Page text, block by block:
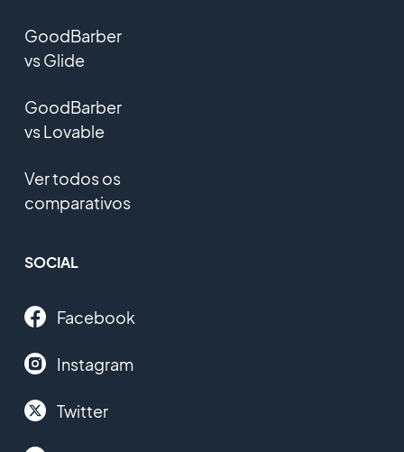
GoodBarber
vs Glide
GoodBarber
vs Lovable
Ver todos os
comparativos
SOCIAL
Facebook
Instagram
Twitter